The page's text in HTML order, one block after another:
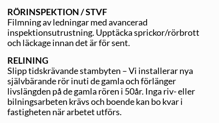
RÖRINSPEKTION / STVF
Filmning av ledningar med avancerad
inspektionsutrustning. Upptäcka sprickor/rörbrott
och läckage innan det är för sent.
RELINING
Slipp tidskrävande stambyten – Vi installerar nya
självbärande rör inuti de gamla och förlänger
livslängden på de gamla rören i 50år. Inga riv- eller
bilningsarbeten krävs och boende kan bo kvar i
fastigheten när arbetet utförs.